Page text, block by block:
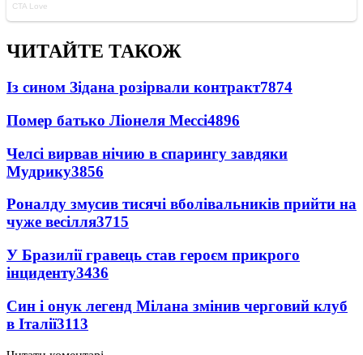
ЧИТАЙТЕ ТАКОЖ
Із сином Зідана розірвали контракт7874
Помер батько Ліонеля Мессі4896
Челсі вирвав нічию в спарингу завдяки
Мудрику3856
Роналду змусив тисячі вболівальників прийти на
чуже весілля3715
У Бразилії гравець став героєм прикрого
інциденту3436
Син і онук легенд Мілана змінив черговий клуб
в Італії3113